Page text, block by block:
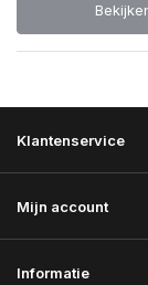
Klantenservice
Mijn account
Informatie